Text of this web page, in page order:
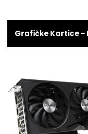
Grafičke Kartice -